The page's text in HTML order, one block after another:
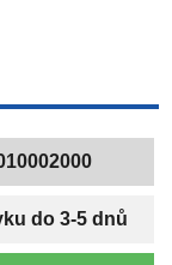
do 3-5 dnů